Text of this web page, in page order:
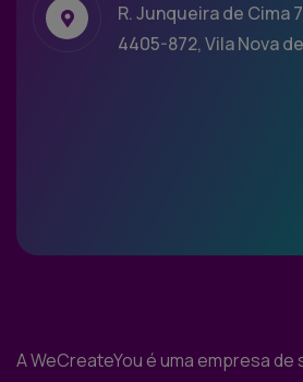
R. Junqueira de Cima
4405-872, Vila Nova
A WeCreateYou é uma empresa